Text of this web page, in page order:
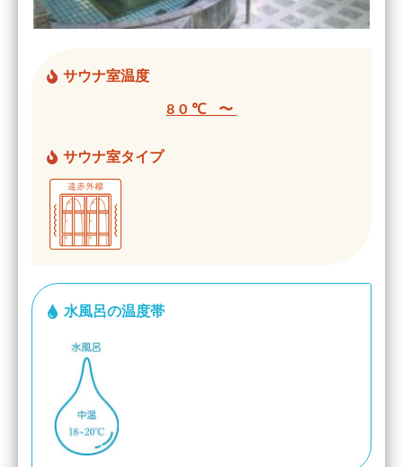
サウナ室温度
80℃ 〜
サウナ室タイプ
水風呂の温度帯